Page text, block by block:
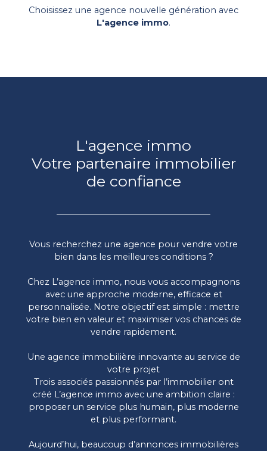
Choisissez une agence nouvelle génération avec
L'agence immo.
L'agence immo
Votre partenaire immobilier
de confiance
Vous recherchez une agence pour vendre votre
bien dans les meilleures conditions ?
Chez L’agence immo, nous vous accompagnons
avec une approche moderne, efficace et
personnalisée. Notre objectif est simple : mettre
votre bien en valeur et maximiser vos chances de
vendre rapidement.
Une agence immobilière innovante au service de
votre projet
Trois associés passionnés par l’immobilier ont
créé L’agence immo avec une ambition claire :
proposer un service plus humain, plus moderne
et plus performant.
Aujourd’hui, beaucoup d’annonces immobilières